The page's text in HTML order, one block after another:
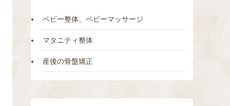
ベビー整体、ベビーマッサージ
マタニティ整体
産後の骨盤矯正